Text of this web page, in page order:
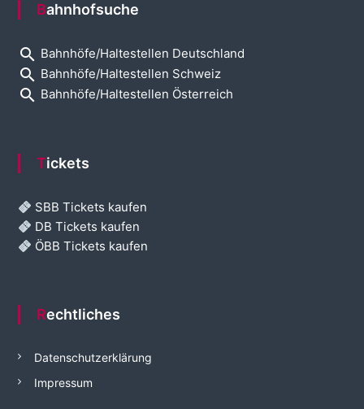
Bahnhofsuche
search Bahnhöfe/Haltestellen Deutschland
search Bahnhöfe/Haltestellen Schweiz
search Bahnhöfe/Haltestellen Österreich
Tickets
SBB Tickets kaufen
DB Tickets kaufen
ÖBB Tickets kaufen
Rechtliches
Datenschutzerklärung
Impressum